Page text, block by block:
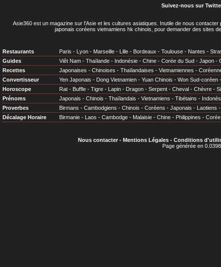
Suivez-nous sur
Asie360 est un magazine sur l'Asie et les cultures asiatiques . Inutile de nous
japonais coréens vietnamiens hk chinois, pour demander des sites
Restaurants Paris - Lyon - Marseille - Lille - Bordeaux - Toulouse - Nantes -
Guides
Viêt Nam - Thaïlande - Indonésie - Chine - Corée du Sud - Japon -
Recettes
Japonaises - Chinoises - Thaïlandaises - Vietnamiennes -
Convertisseur
Yen Japonais - Dong Vietnamien - Yuan Chinois - Won Sud-coréen
Horoscope
Rat - Buffle - Tigre - Lapin - Dragon - Serpent - Cheval - Chèvre -
Prénoms
Japonais - Chinois - Thaïlandais - Vietnamiens - Tibétains -
Proverbes
Birmans - Cambodgiens - Chinois - Coréens - Japonais - Laotiens
Décalage Horaire
Birmanie - Laos - Cambodge - Malaisie - Chine - Philippines - Corée
Nous contacter- Mentions Légales- Conditions
Page générée en